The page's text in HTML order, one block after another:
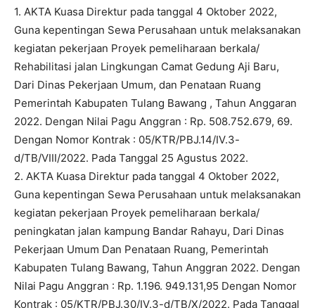
1. AKTA Kuasa Direktur pada tanggal 4 Oktober 2022,
Guna kepentingan Sewa Perusahaan untuk melaksanakan
kegiatan pekerjaan Proyek pemeliharaan berkala/
Rehabilitasi jalan Lingkungan Camat Gedung Aji Baru,
Dari Dinas Pekerjaan Umum, dan Penataan Ruang
Pemerintah Kabupaten Tulang Bawang , Tahun Anggaran
2022. Dengan Nilai Pagu Anggran : Rp. 508.752.679, 69.
Dengan Nomor Kontrak : 05/KTR/PBJ.14/IV.3-
d/TB/VIII/2022. Pada Tanggal 25 Agustus 2022.
2. AKTA Kuasa Direktur pada tanggal 4 Oktober 2022,
Guna kepentingan Sewa Perusahaan untuk melaksanakan
kegiatan pekerjaan Proyek pemeliharaan berkala/
peningkatan jalan kampung Bandar Rahayu, Dari Dinas
Pekerjaan Umum Dan Penataan Ruang, Pemerintah
Kabupaten Tulang Bawang, Tahun Anggran 2022. Dengan
Nilai Pagu Anggran : Rp. 1.196. 949.131,95 Dengan Nomor
Kontrak : 05/KTR/PBJ.30/IV.3-d/TB/X/2022. Pada Tanggal